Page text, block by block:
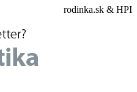
rodinka.sk & HPI